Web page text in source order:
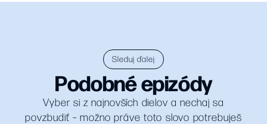
Sleduj ďalej
Podobné epizódy
Vyber si z najnovších dielov a nechaj sa
povzbudiť – možno práve toto slovo potrebuješ